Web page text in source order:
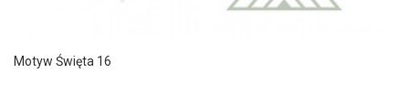
Motyw Święta 16